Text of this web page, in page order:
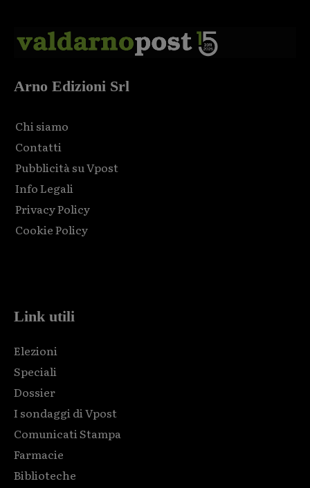
Arno Edizioni Srl
Chi siamo
Contatti
Pubblicità su Vpost
Info Legali
Privacy Policy
Cookie Policy
Link utili
Elezioni
Speciali
Dossier
I sondaggi di Vpost
Comunicati Stampa
Farmacie
Biblioteche